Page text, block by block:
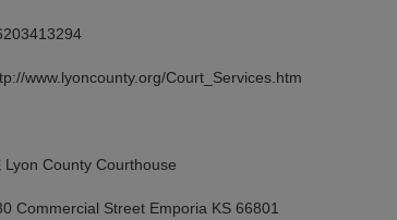
www.lyoncounty.org/Court_Services.htm
County Courthouse
Commercial Street Emporia KS 66801